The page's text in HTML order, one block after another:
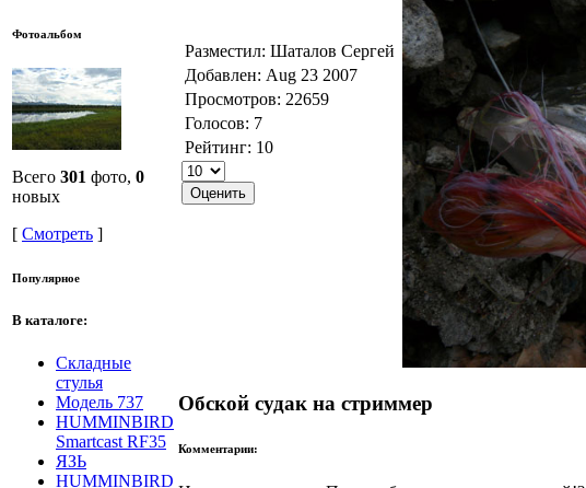
Фотоальбом
Всего 301 фото, 0
новых
[ Смотреть ]
Популярное
В каталоге:
Складные
стулья
Модель 737
HUMMINBIRD
Smartcast RF35
ЯЗЬ
HUMMINBIRD
Разместил: Шаталов Сергей
Добавлен: Aug 23 2007
Просмотров: 22659
Голосов: 7
Рейтинг: 10
Обской судак на стриммер
Комментарии: